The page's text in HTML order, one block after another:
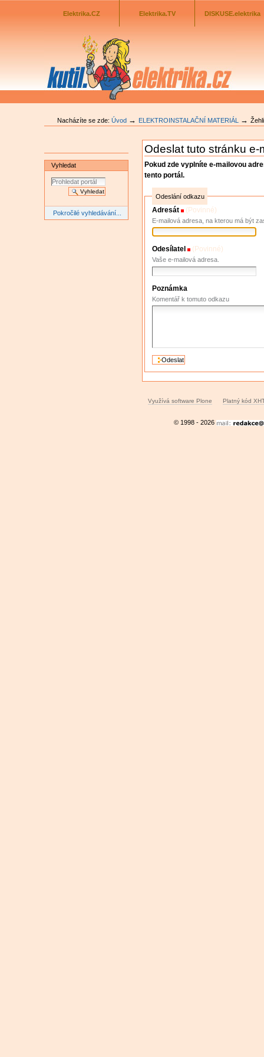
Odkazník
Elektrika.CZ
Elektrika.TV DISKUSE.elektrika
Nacházíte se zde: Úvod → ELEKTROINSTALAČNÍ MATERIÁL →
Vyhledat
Pokročilé vyhledávání...
Odeslat tuto stránku e-
Pokud zde vyplníte e-mailovou
tento portál.
Odeslání odkazu
Adresát (Povinné)
E-mailová adresa, na kterou má být
Odesílatel (Povinné)
Vaše e-mailová adresa.
Poznámka
Komentář k tomuto odkazu
Využívá software Plone Platný kód
© 1998 - 2026